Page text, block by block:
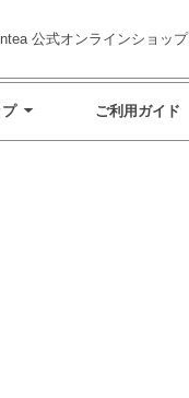
公式オンラインショップ
ご利用ガイド